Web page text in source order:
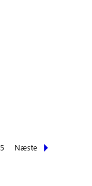
5 Næste